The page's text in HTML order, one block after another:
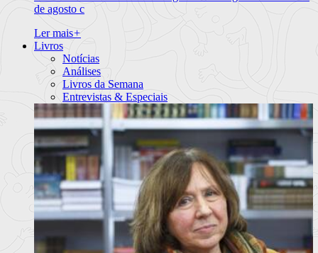
de agosto c
Ler mais+
Livros
Notícias
Análises
Livros da Semana
Entrevistas & Especiais